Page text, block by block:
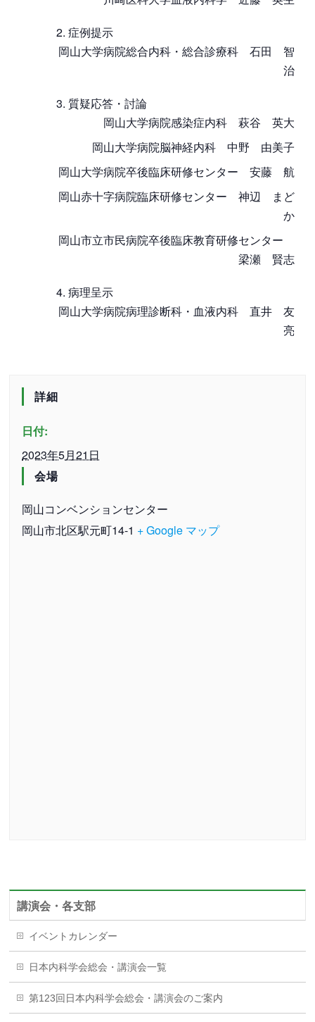
症例提示
岡山大学病院総合内科・総合診療科 石田 智
治
質疑応答・討論
岡山大学病院感染症内科 萩谷 英大
岡山大学病院脳神経内科 中野 由美子
岡山大学病院卒後臨床研修センター 安藤 航
岡山赤十字病院臨床研修センター 神辺 まど
か
岡山市立市民病院卒後臨床教育研修センター
梁瀬 賢志
病理呈示
岡山大学病院病理診断科・血液内科 直井 友
亮
詳細
日付:
2023年5月21日
会場
岡山コンベンションセンター
岡山市北区駅元町14-1 + Google マップ
講演会・各支部
イベントカレンダー
日本内科学会総会・講演会一覧
第123回日本内科学会総会・講演会のご案内